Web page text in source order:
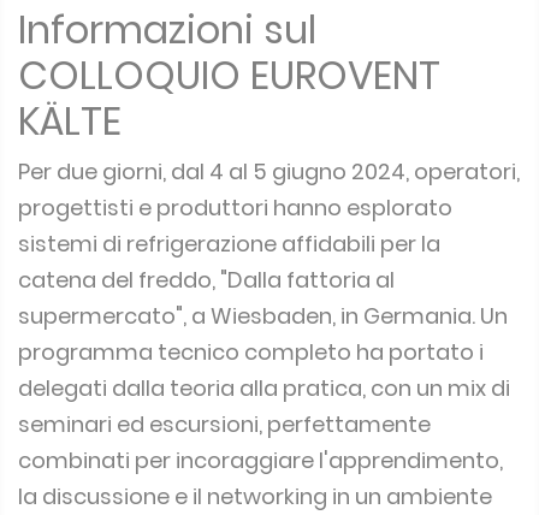
Informazioni sul
COLLOQUIO EUROVENT
KÄLTE
Per due giorni, dal 4 al 5 giugno 2024, operatori,
progettisti e produttori hanno esplorato
sistemi di refrigerazione affidabili per la
catena del freddo, "Dalla fattoria al
supermercato", a Wiesbaden, in Germania. Un
programma tecnico completo ha portato i
delegati dalla teoria alla pratica, con un mix di
seminari ed escursioni, perfettamente
combinati per incoraggiare l'apprendimento,
la discussione e il networking in un ambiente